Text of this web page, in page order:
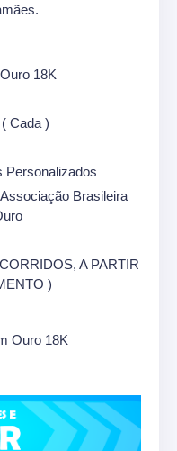
18K
Cada )
Personalizados
Brasileira
A PARTIR
)
Ouro 18K